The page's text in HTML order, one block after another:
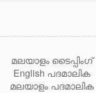
മലയാളം ടൈപ്പിംഗ്
English പദമാലിക
മലയാളം പദമാലിക